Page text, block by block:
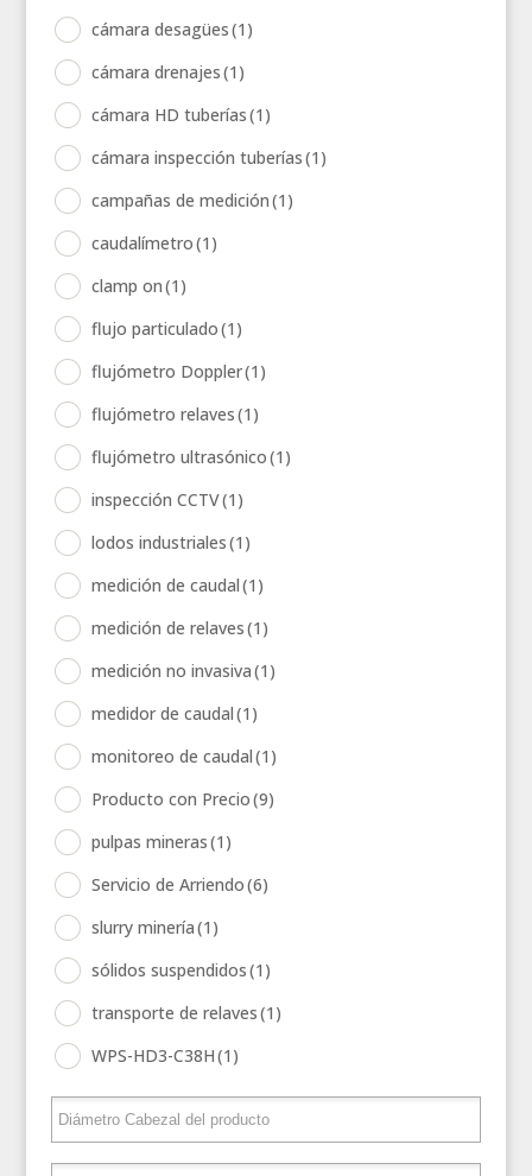
cámara desagües(1)
cámara drenajes(1)
cámara HD tuberías(1)
cámara inspección tuberías(1)
campañas de medición(1)
caudalímetro(1)
clamp on(1)
flujo particulado(1)
flujómetro Doppler(1)
flujómetro relaves(1)
flujómetro ultrasónico(1)
inspección CCTV(1)
lodos industriales(1)
medición de caudal(1)
medición de relaves(1)
medición no invasiva(1)
medidor de caudal(1)
monitoreo de caudal(1)
Producto con Precio(9)
pulpas mineras(1)
Servicio de Arriendo(6)
slurry minería(1)
sólidos suspendidos(1)
transporte de relaves(1)
WPS-HD3-C38H(1)